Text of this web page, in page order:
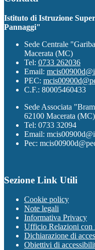
Istituto di Istruzione
Pannaggi"
Sede Centrale
Macerata (MC)
Tel: 0733 262036
Email:
PEC:
C.F.: 80005460433
Sede Associata
62100 Macerata (MC)
Tel: 0733 32094
Email:
Pec:
Sezione Link Utili
Cookie policy
Note legali
Informativa Privacy
Ufficio Relazioni con
Dichiarazione di
Obiettivi di